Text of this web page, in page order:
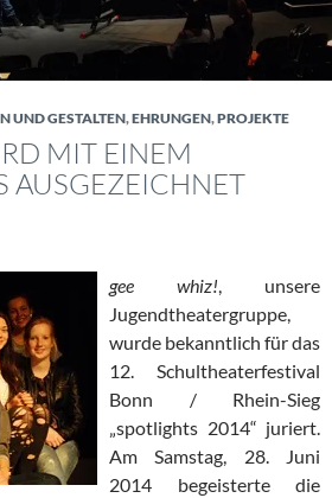
UND GESTALTEN,EHRUNGEN,PROJEKTE
MIT EINEM
AUSGEZEICHNET
gee whiz!, unsere
Jugendtheatergruppe,
wurde bekanntlich für das
12. Schultheaterfestival
Bonn / Rhein-Sieg
„spotlights 2014“ juriert.
Am Samstag, 28. Juni
2014 begeisterte die